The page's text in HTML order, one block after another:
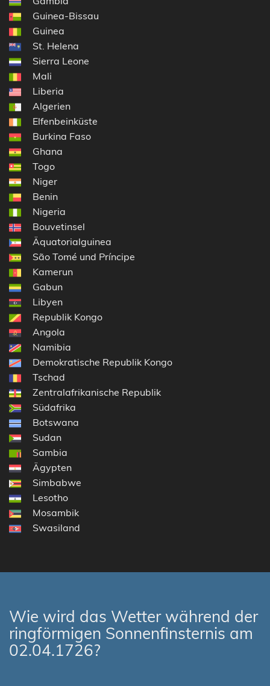
Guinea-Bissau
Guinea
St. Helena
Sierra Leone
Mali
Liberia
Algerien
Elfenbeinküste
Burkina Faso
Ghana
Togo
Niger
Benin
Nigeria
Bouvetinsel
Äquatorialguinea
São Tomé und Príncipe
Kamerun
Gabun
Libyen
Republik Kongo
Angola
Namibia
Demokratische Republik Kongo
Tschad
Zentralafrikanische Republik
Südafrika
Botswana
Sudan
Sambia
Ägypten
Simbabwe
Lesotho
Mosambik
Swasiland
Wie wird das Wetter während der
ringförmigen Sonnenfinsternis am
02.04.1726?